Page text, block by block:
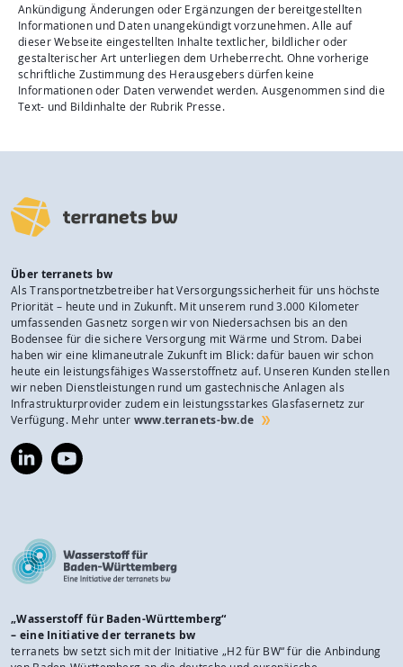
Ankündigung Änderungen oder Ergänzungen der bereitgestellten
Informationen und Daten unangekündigt vorzunehmen. Alle auf
dieser Webseite eingestellten Inhalte textlicher, bildlicher oder
gestalterischer Art unterliegen dem Urheberrecht. Ohne vorherige
schriftliche Zustimmung des Herausgebers dürfen keine
Informationen oder Daten verwendet werden. Ausgenommen sind die
Text- und Bildinhalte der Rubrik Presse.
Über terranets bw
Als Transportnetzbetreiber hat Versorgungssicherheit für uns höchste
Priorität – heute und in Zukunft. Mit unserem rund 3.000 Kilometer
umfassenden Gasnetz sorgen wir von Niedersachsen bis an den
Bodensee für die sichere Versorgung mit Wärme und Strom. Dabei
haben wir eine klimaneutrale Zukunft im Blick: dafür bauen wir schon
heute ein leistungsfähiges Wasserstoffnetz auf. Unseren Kunden stellen
wir neben Dienstleistungen rund um gastechnische Anlagen als
Infrastrukturprovider zudem ein leistungsstarkes Glasfasernetz zur
Verfügung. Mehr unter www.terranets-bw.de
https://www.linkedin.com/company/terranets-
bw-
https://www.youtube.com/@terranetsbw
„Wasserstoff für Baden-Württemberg“
– eine Initiative der terranets bw
terranets bw setzt sich mit der Initiative „H2 für BW“ für die Anbindung